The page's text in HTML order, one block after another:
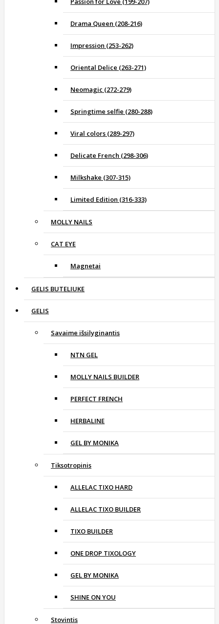
Drama Queen (208-216)
Impression (253-262)
Oriental Delice (263-271)
Neomagic (272-279)
Springtime selfie (280-288)
Viral colors (289-297)
Delicate French (298-306)
Milkshake (307-315)
Limited Edition (316-333)
MOLLY NAILS
CAT EYE
Magnetai
GELIS BUTELIUKE
GELIS
Savaime išsilyginantis
NTN GEL
MOLLY NAILS BUILDER
PERFECT FRENCH
HERBALINE
GEL BY MONIKA
Tiksotropinis
ALLELAC TIXO HARD
ALLELAC TIXO BUILDER
TIXO BUILDER
ONE DROP TIXOLOGY
GEL BY MONIKA
SHINE ON YOU
Stovintis